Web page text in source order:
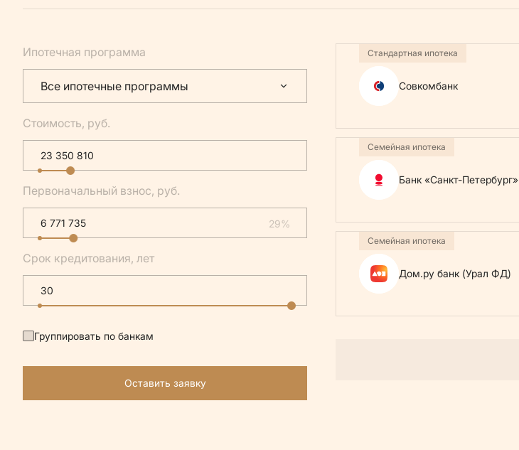
Ипотечная программа
Все ипотечные программы
Стоимость, руб.
Первоначальный взнос, руб.
29%
Срок кредитования, лет
Группировать по банкам
Оставить заявку
Совкомбанк
Стандартная ипотека
Банк «Санкт-Петербург»
Семейная ипотека
Дом.ру банк (Урал ФД)
Семейная ипотека